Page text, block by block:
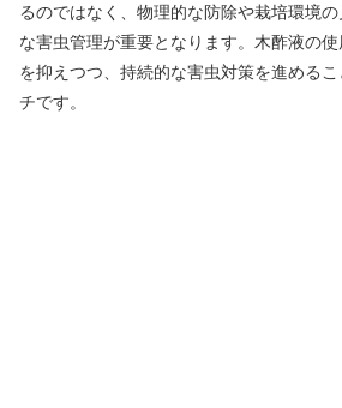
るのではなく、物理的な防除や栽培環境
な害虫管理が重要となります。木酢液の
を抑えつつ、持続的な害虫対策を進める
チです。